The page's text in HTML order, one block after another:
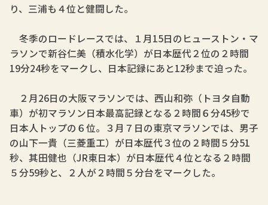
り、三浦も４位と健闘した。
冬季のロードレースでは、１月15日のヒューストン・マ
ラソンで新谷仁美（積水化学）が日本歴代２位の２時間
19分24秒をマークし、日本記録にあと12秒まで迫った。
２月26日の大阪マラソンでは、西山和弥（トヨタ自動
車）が初マラソン日本最高記録となる２時間６分45秒で
日本人トップの６位。３月７日の東京マラソンでは、男子
の山下一貴（三菱重工）が日本歴代３位の２時間５分51
秒、其田健也（JR東日本）が日本歴代４位となる２時間
５分59秒と、２人が２時間５分台をマークした。